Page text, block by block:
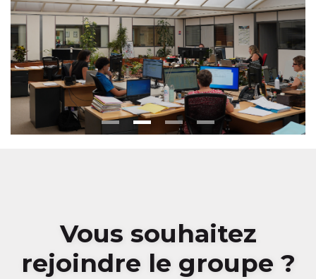
Vous souhaitez
rejoindre le groupe ?